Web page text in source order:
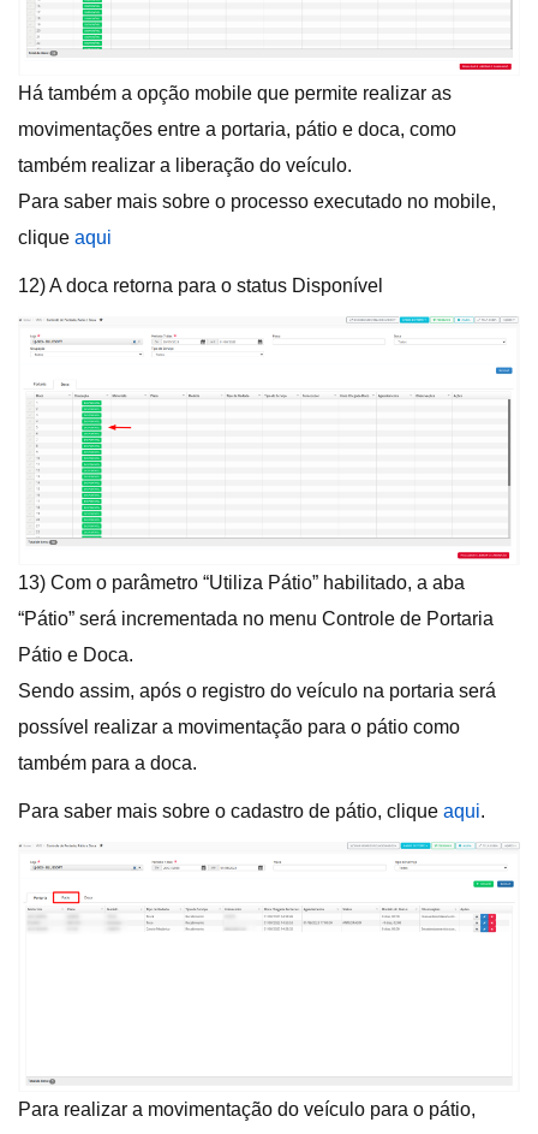
Há também a opção mobile que permite realizar as
movimentações entre a portaria, pátio e doca, como
também realizar a liberação do veículo.
Para saber mais sobre o processo executado no mobile,
clique aqui
12) A doca retorna para o status Disponível
13) Com o parâmetro “Utiliza Pátio” habilitado, a aba
“Pátio” será incrementada no menu Controle de Portaria
Pátio e Doca.
Sendo assim, após o registro do veículo na portaria será
possível realizar a movimentação para o pátio como
também para a doca.
Para saber mais sobre o cadastro de pátio, clique aqui.
Para realizar a movimentação do veículo para o pátio,